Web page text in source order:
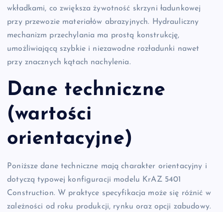
wkładkami, co zwiększa żywotność skrzyni ładunkowej
przy przewozie materiałów abrazyjnych. Hydrauliczny
mechanizm przechylania ma prostą konstrukcję,
umożliwiającą szybkie i niezawodne rozładunki nawet
przy znacznych kątach nachylenia.
Dane techniczne
(wartości
orientacyjne)
Poniższe dane techniczne mają charakter orientacyjny i
dotyczą typowej konfiguracji modelu KrAZ 5401
Construction. W praktyce specyfikacja może się różnić w
zależności od roku produkcji, rynku oraz opcji zabudowy.